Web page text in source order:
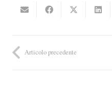
Articolo precedente